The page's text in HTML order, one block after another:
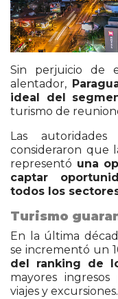
Sin perjuicio de
alentador,
ideal del
turismo de
Las autoridades
consideraron que
representó una
captar
todos los
Turismo
En la última
se incrementó un
del ranking de
mayores
viajes y excursiones.